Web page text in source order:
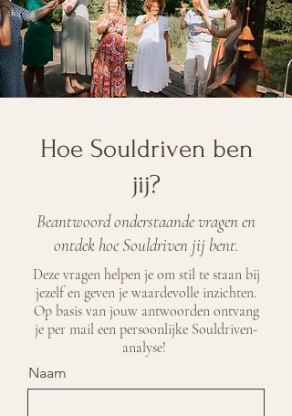
Hoe Souldriven ben
jij?
Beantwoord onderstaande vragenen
ontdek hoe Souldriven jij bent.
Deze vragen helpen je om stil te staan bij
jezelf en geven je waardevolle inzichten.
Op basis van jouw antwoorden ontvang
je per mail een persoonlijke Souldriven-
analyse!
Naam